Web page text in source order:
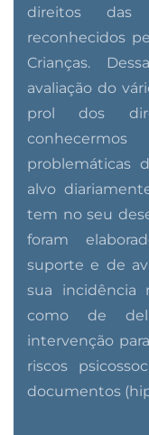
direitos das
reconhecidos
Crianças.
avaliação do
prol dos
problemáticas
alvo
tem no seu
foram
suporte e de
sua incidência
como de
intervenção
riscos
documentos